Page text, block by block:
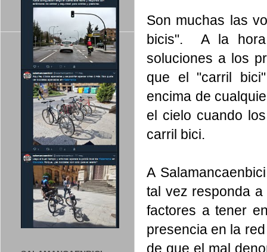
Son muchas las
bicis". A la
soluciones a los
que el "carril
encima de
el cielo cuando
carril bici.
A
tal vez responda
factores a tener
presencia en la
de que el mal